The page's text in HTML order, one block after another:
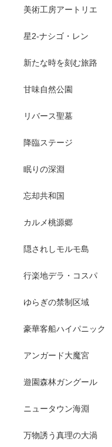
美術工房アートリエ
星2-ナシゴ・レン
新たな時を刻む旅路
甘味自然公園
リバース聖墓
降臨ステージ
眠りの深淵
忘却共和国
カルメ桃源郷
隠されしモルモ島
行楽地デラ・コスパ
ゆらぎの禁制区域
豪華客船ハイパニック
アンガード大魔宮
遊園森林ガングール
ニュータウン海淵
万物誘う真理の大渦